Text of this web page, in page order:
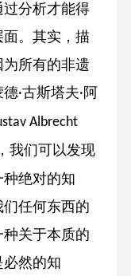
分析才能得
。其实，描
所有的非遗
德·古斯塔夫·阿
Albrecht
我们可以发现
绝对的知
任何东西的
关于本质的
然的知